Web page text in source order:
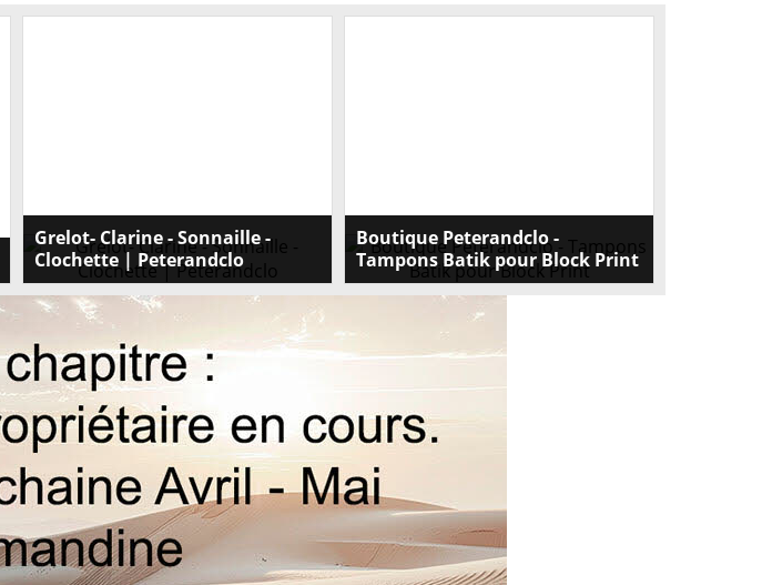
Grelot- Clarine - Sonnaille -
Clochette | Peterandclo
Peterandclo vous propose une très belle
collection de grelots , de clochettes ou
cloches ethniques. Ces grelots , clochettes
ou cloches Clochette-Clarine-Sonnaille-
Grelot de Peterandclo. Clochette ethnique
authentique, fabriquée à la main et
authentique. Grelot ou cloche à betail pour
la plupart en métal (laiton) ou en bois.
Livraison gratuite pour les commandes de
plus de 99 euros
Boutique Peterandclo -
Tampons Batik pour Block Print
Découvrez nos tampons indiens en bois
batik pour block print. Créativité illimitée !
Visitez peterandclo.com dès maintenant